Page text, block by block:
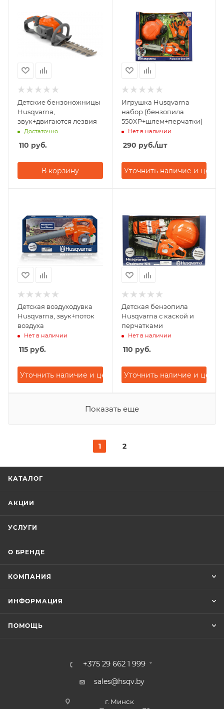
Детские бензоножницы
Husqvarna,
звук+двигаются лезвия
Достаточно
110 руб.
В корзину
Игрушка Husqvarna
набор (бензопила
550XP+шлем+перчатки)
Нет в наличии
290 руб./шт
Уточнить наличие и цену
Детская воздуходувка
Husqvarna, звук+поток
воздуха
Нет в наличии
115 руб.
Уточнить наличие и цену
Детская бензопила
Husqvarna с каской и
перчатками
Нет в наличии
110 руб.
Уточнить наличие и цену
Показать еще
1 2
КАТАЛОГ
АКЦИИ
УСЛУГИ
О БРЕНДЕ
КОМПАНИЯ
ИНФОРМАЦИЯ
ПОМОЩЬ
+375 29 662 1 999
sales@hsqv.by
г. Минск